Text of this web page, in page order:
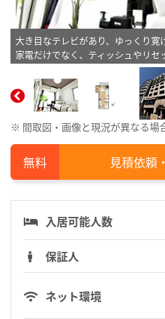
大き目なテレビがあり、ゆっくり
家電だけでなく、ティッシュやリ
いるので非常にご満足度高くご利
とクッションなどの装飾は写真用で
※ 間取図・画像と現況が異なる場
見積依頼
入居可能人数
保証人
ネット環境